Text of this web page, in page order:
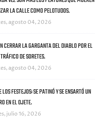
LA CALLE COMO PELOTUDOS.
agosto 04, 2026
CERRAR LA GARGANTA DEL DIABLO POR EL
DE SORETES.
agosto 04, 2026
FESTEJOS: SE PATINÓ Y SE ENSARTÓ UN
EN EL OJETE.
julio 16, 2026